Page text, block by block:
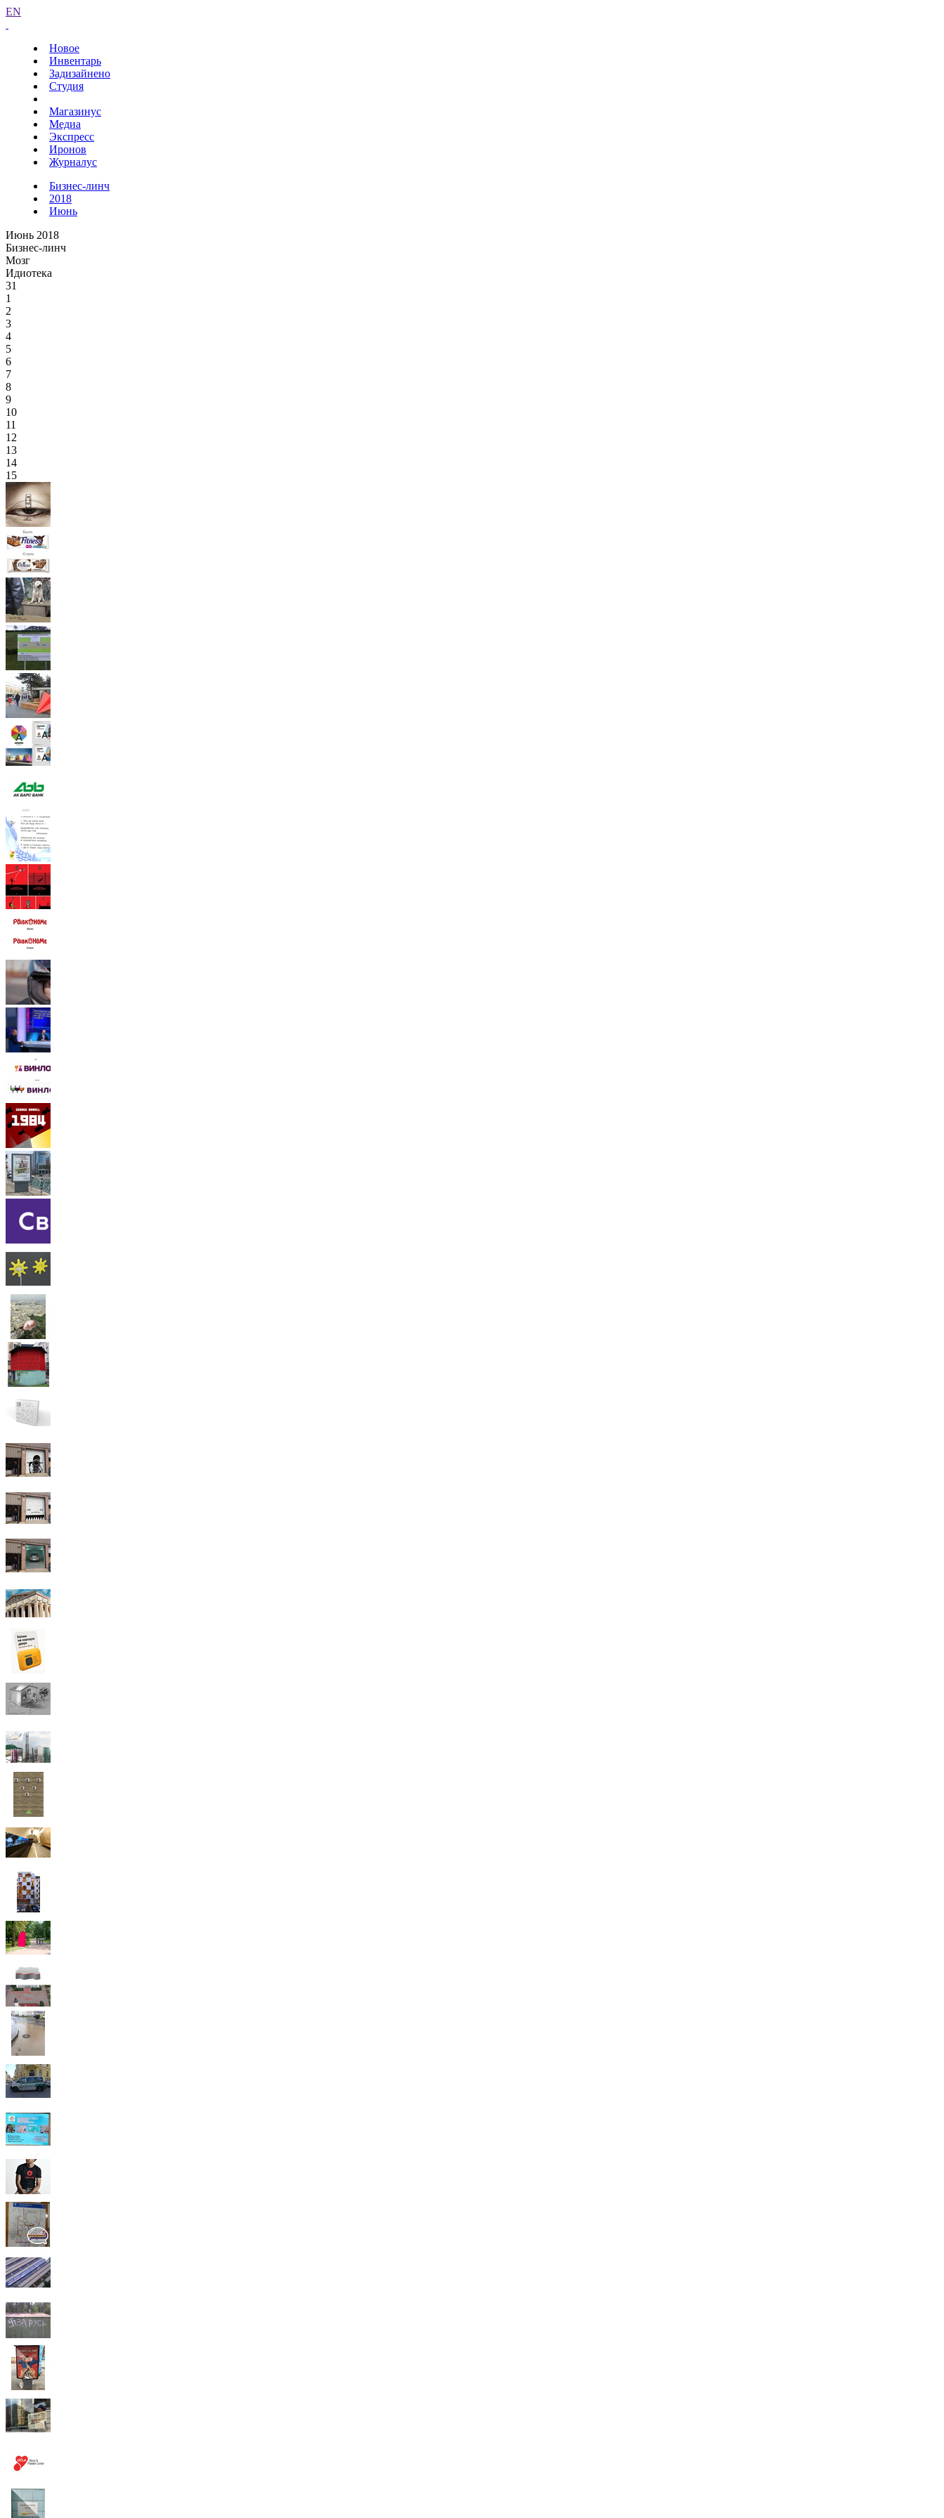
EN
Новое
Инвентарь
Задизайнено
Студия
Магазинус
Медиа
Экспресс
Иронов
Журналус
Бизнес-линч
2018
Июнь
Июнь 2018
Бизнес-линч
Мозг
Идиотека
31
1
2
3
4
5
6
7
8
9
10
11
12
13
14
15